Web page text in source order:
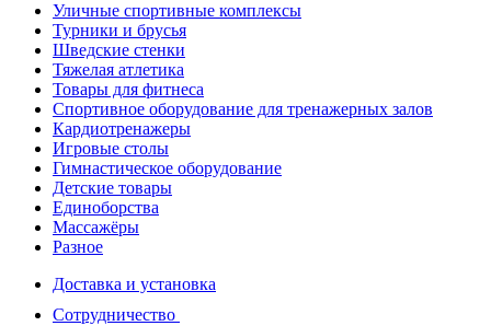
Уличные спортивные комплексы
Турники и брусья
Шведские стенки
Тяжелая атлетика
Товары для фитнеса
Спортивное оборудование для тренажерных залов
Кардиотренажеры
Игровые столы
Гимнастическое оборудование
Детские товары
Единоборства
Массажёры
Разное
Доставка и установка
Сотрудничество